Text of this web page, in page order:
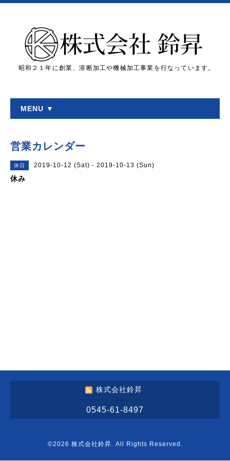
昭和２１年に創業、溶断加工や機械加工事業を行なっています。
MENU ▼
営業カレンダー
休日 2019-10-12 (Sat) - 2019-10-13 (Sun)
休み
株式会社鈴昇
0545-61-8497
©2026 株式会社鈴昇. All Rights Reserved.